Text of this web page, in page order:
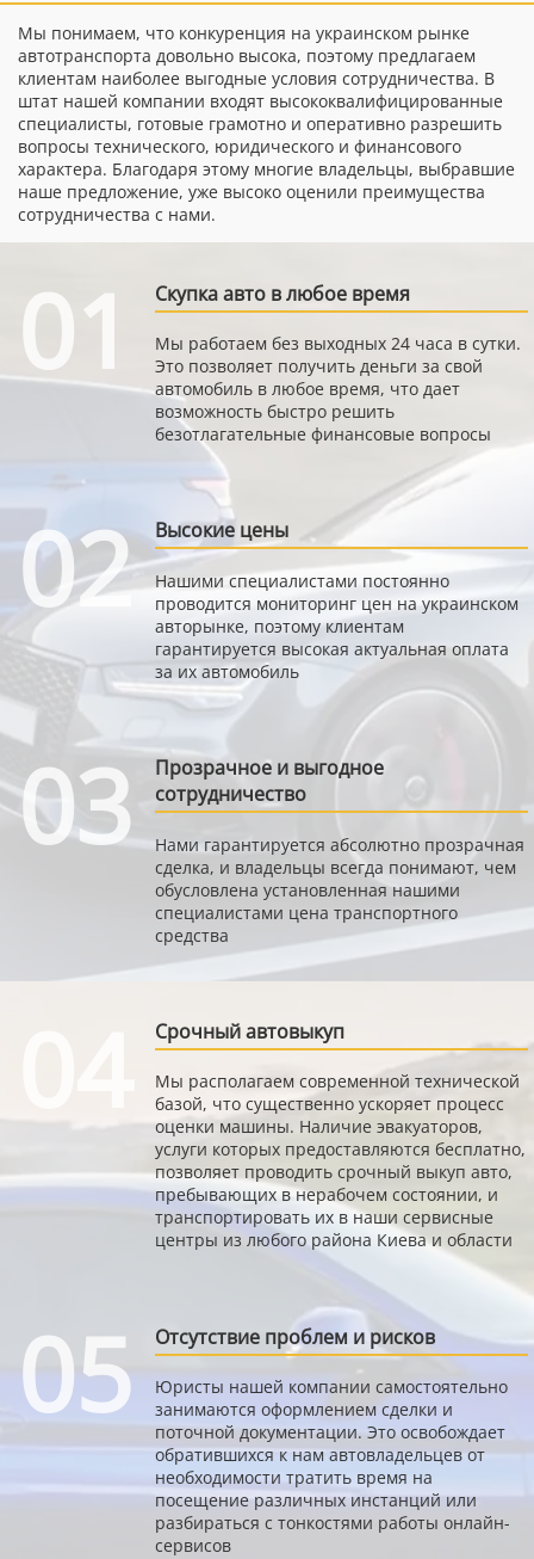
Мы понимаем, что конкуренция на украинском рынке
автотранспорта довольно высока, поэтому предлагаем
клиентам наиболее выгодные условия сотрудничества. В
штат нашей компании входят высококвалифицированные
специалисты, готовые грамотно и оперативно разрешить
вопросы технического, юридического и финансового
характера. Благодаря этому многие владельцы, выбравшие
наше предложение, уже высоко оценили преимущества
сотрудничества с нами.
01 Скупка авто в любое время
Мы работаем без выходных 24 часа в сутки.
Это позволяет получить деньги за свой
автомобиль в любое время, что дает
возможность быстро решить
безотлагательные финансовые вопросы
02 Высокие цены
Нашими специалистами постоянно
проводится мониторинг цен на украинском
авторынке, поэтому клиентам
гарантируется высокая актуальная оплата
за их автомобиль
03
Прозрачное и выгодное
сотрудничество
Нами гарантируется абсолютно прозрачная
сделка, и владельцы всегда понимают, чем
обусловлена установленная нашими
специалистами цена транспортного
средства
Срочный автовыкуп
Мы располагаем современной технической
базой, что существенно ускоряет процесс
оценки машины. Наличие эвакуаторов,
услуги которых предоставляются бесплатно,
позволяет проводить срочный выкуп авто,
пребывающих в нерабочем состоянии, и
транспортировать их в наши сервисные
центры из любого района Киева и области
05 Отсутствие проблем и рисков
Юристы нашей компании самостоятельно
занимаются оформлением сделки и
поточной документации. Это освобождает
обратившихся к нам автовладельцев от
необходимости тратить время на
посещение различных инстанций или
разбираться с тонкостями работы онлайн-
сервисов